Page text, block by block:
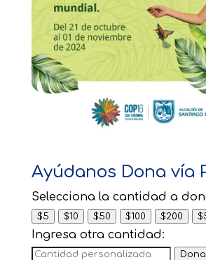
Ayúdanos Dona vía
Selecciona la cantidad a
$5 $10 $50 $100 $200
Ingresa otra cantidad: